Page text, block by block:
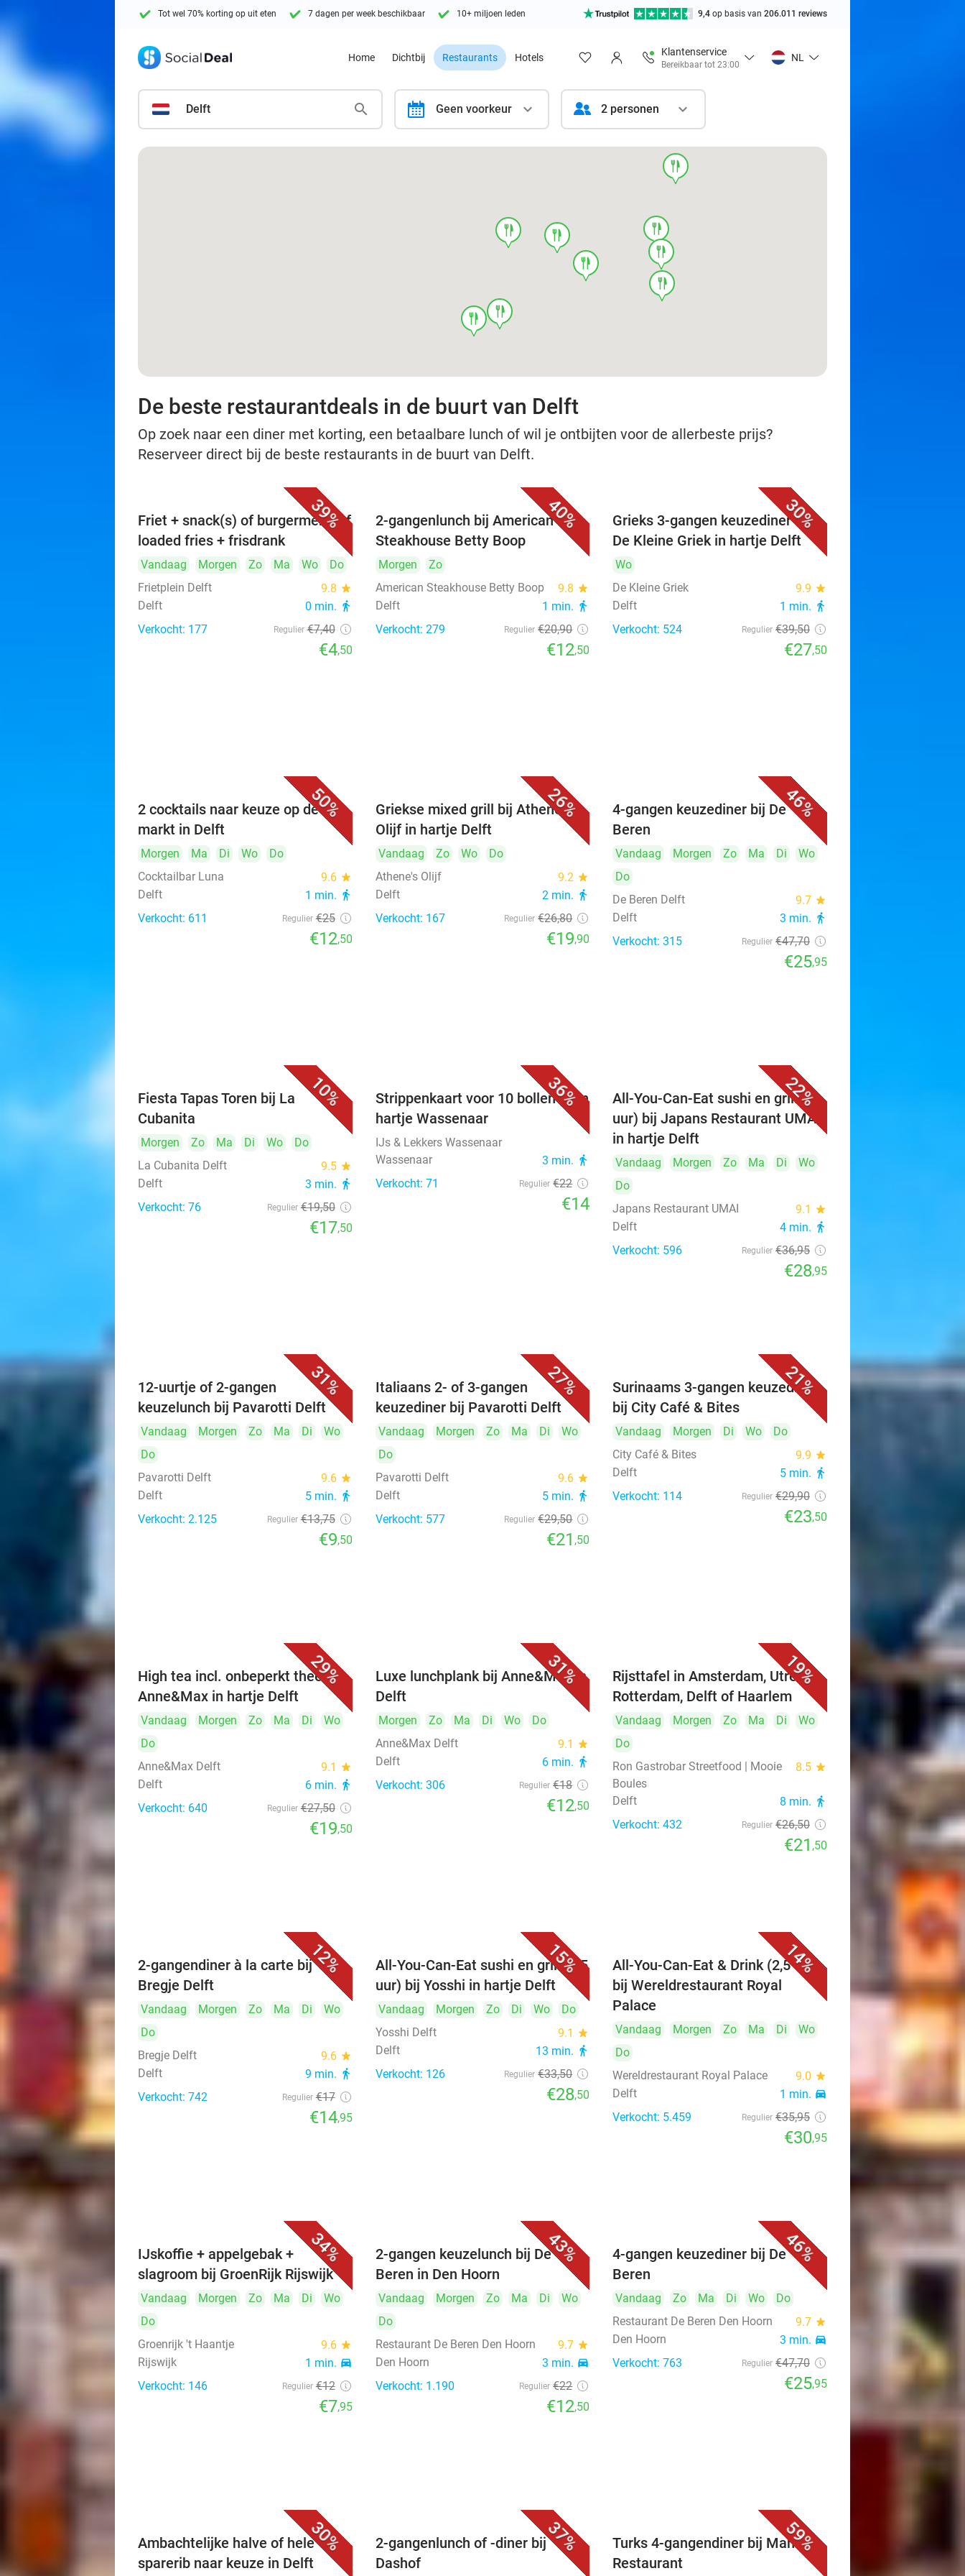
Tot wel 70% korting op uit eten 7 dagen per week beschikbaar 10+ miljoen leden 9,4 op basis van 206.011 reviews
Home Dichtbij Restaurants Hotels
Klantenservice
Bereikbaar tot 23:00
NL
Delft calendar Geen voorkeur 2 personen
food
food
food
food
food
food
food
food
food
De beste restaurantdeals in de buurt van Delft
Op zoek naar een diner met korting, een betaalbare lunch of wil je ontbijten voor de allerbeste prijs?
Reserveer direct bij de beste restaurants in de buurt van Delft.
39%
Friet + snack(s) of burgermenu of
loaded fries + frisdrank
Vandaag Morgen Zo Ma Wo
Do
Frietplein Delft
9.8 star
Delft 0 min. directions_walk
Verkocht: 177 Regulier €7,40
€4,50
40%
2-gangenlunch bij American
Steakhouse Betty Boop
Morgen
Zo
American Steakhouse Betty Boop
9.8 star
Delft 1 min. directions_walk
Verkocht: 279 Regulier €20,90
€12,50
30%
Grieks 3-gangen keuzediner bij
De Kleine Griek in hartje Delft
Wo
De Kleine Griek
9.9 star
Delft 1 min. directions_walk
Verkocht: 524 Regulier €39,50
€27,50
50%
2 cocktails naar keuze op de
markt in Delft
Morgen Ma Di Wo
Do
Cocktailbar Luna
9.6 star
Delft 1 min. directions_walk
Verkocht: 611 Regulier €25
€12,50
26%
Griekse mixed grill bij Athene's
Olijf in hartje Delft
Vandaag Zo Wo
Do
Athene's Olijf
9.2 star
Delft 2 min. directions_walk
Verkocht: 167 Regulier €26,80
€19,90
46%
4-gangen keuzediner bij De
Beren
Vandaag Morgen Zo Ma Di
Wo
Do
De Beren Delft
9.7 star
Delft 3 min. directions_walk
Verkocht: 315 Regulier €47,70
€25,95
10%
Fiesta Tapas Toren bij La
Cubanita
Morgen Zo Ma Di Wo
Do
La Cubanita Delft
9.5 star
Delft 3 min. directions_walk
Verkocht: 76 Regulier €19,50
€17,50
36%
Strippenkaart voor 10 bollen ijs in
hartje Wassenaar
IJs & Lekkers Wassenaar
Wassenaar
3 min. directions_walk
Verkocht: 71 Regulier €22
€14
22%
All-You-Can-Eat sushi en grill (3
uur) bij Japans Restaurant UMAI
in hartje Delft
Vandaag Morgen Zo Ma Di
Wo
Do
Japans Restaurant UMAI
9.1 star
Delft 4 min. directions_walk
Verkocht: 596 Regulier €36,95
€28,95
31%
12-uurtje of 2-gangen
keuzelunch bij Pavarotti Delft
Vandaag Morgen Zo Ma Di
Wo
Do
Pavarotti Delft
9.6 star
Delft 5 min. directions_walk
Verkocht: 2.125 Regulier €13,75
€9,50
27%
Italiaans 2- of 3-gangen
keuzediner bij Pavarotti Delft
Vandaag Morgen Zo Ma Di
Wo
Do
Pavarotti Delft
9.6 star
Delft 5 min. directions_walk
Verkocht: 577 Regulier €29,50
€21,50
21%
Surinaams 3-gangen keuzediner
bij City Café & Bites
Vandaag Morgen Di Wo
Do
City Café & Bites
9.9 star
Delft 5 min. directions_walk
Verkocht: 114 Regulier €29,90
€23,50
29%
High tea incl. onbeperkt thee bij
Anne&Max in hartje Delft
Vandaag Morgen Zo Ma Di
Wo
Do
Anne&Max Delft
9.1 star
Delft 6 min. directions_walk
Verkocht: 640 Regulier €27,50
€19,50
31%
Luxe lunchplank bij Anne&Max in
Delft
Morgen Zo Ma Di Wo
Do
Anne&Max Delft
9.1 star
Delft 6 min. directions_walk
Verkocht: 306 Regulier €18
€12,50
19%
Rijsttafel in Amsterdam, Utrecht,
Rotterdam, Delft of Haarlem
Vandaag Morgen Zo Ma Di
Wo
Do
Ron Gastrobar Streetfood | Mooie
Boules
8.5 star
Delft 8 min. directions_walk
Verkocht: 432 Regulier €26,50
€21 ,50
12%
2-gangendiner à la carte bij
Bregje Delft
Vandaag Morgen Zo Ma Di
Wo
Do
Bregje Delft
9.6 star
Delft 9 min. directions_walk
Verkocht: 742 Regulier €17
€14,95
15%
All-You-Can-Eat sushi en grill (2,5
uur) bij Yosshi in hartje Delft
Vandaag Morgen Zo Di Wo
Do
Yosshi Delft
9.1 star
Delft 13 min. directions_walk
Verkocht: 126 Regulier €33,50
€28,50
14%
All-You-Can-Eat & Drink (2,5 uur)
bij Wereldrestaurant Royal
Palace
Vandaag Morgen Zo Ma Di
Wo
Do
Wereldrestaurant Royal Palace
9.0 star
Delft 1 min. directions_car
Verkocht: 5.459 Regulier €35,95
€30,95
34%
IJskoffie + appelgebak +
slagroom bij GroenRijk Rijswijk
Vandaag Morgen Zo Ma Di
Wo
Do
Groenrijk 't Haantje
9.6 star
Rijswijk 1 min. directions_car
Verkocht: 146 Regulier €12
€7,95
43%
2-gangen keuzelunch bij De
Beren in Den Hoorn
Vandaag Morgen Zo Ma Di
Wo
Do
Restaurant De Beren Den Hoorn
9.7 star
Den Hoorn 3 min. directions_car
Verkocht: 1.190 Regulier €22
€12,50
46%
4-gangen keuzediner bij De
Beren
Vandaag Zo Ma Di Wo
Do
Restaurant De Beren Den Hoorn
9.7 star
Den Hoorn 3 min. directions_car
Verkocht: 763 Regulier €47,70
€25,95
30%
Ambachtelijke halve of hele
sparerib naar keuze in Delft
37%
2-gangenlunch of -diner bij
Dashof
59%
Turks 4-gangendiner bij Mahzen
Restaurant